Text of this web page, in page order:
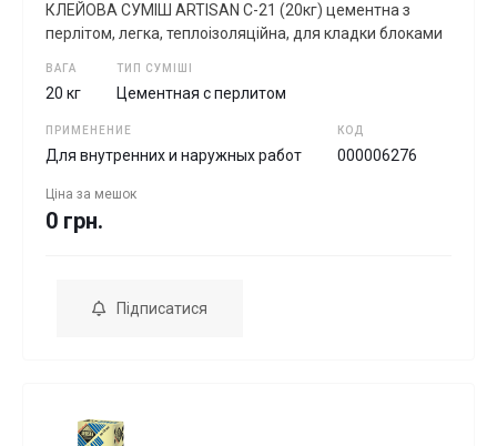
КЛЕЙОВА СУМIШ ARTISAN C-21 (20кг) цементна з
перлітом, легка, теплоізоляційна, для кладки блоками
ВАГА
20 кг
ТИП СУМІШІ
Цементная с перлитом
ПРИМЕНЕНИЕ
Для внутренних и наружных работ
КОД
000006276
Ціна за мешок
0 грн.
Підписатися